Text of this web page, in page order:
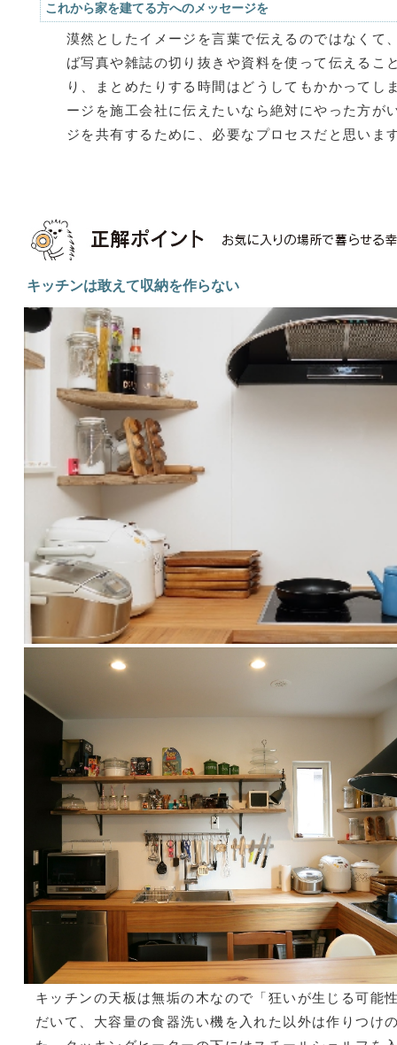
これから家を建てる方へのメッセージを
漠然としたイメージを言葉で伝えるのではなくて
ば写真や雑誌の切り抜きや資料を使って伝えるこ
り、まとめたりする時間はどうしてもかかってし
ージを施工会社に伝えたいなら絶対にやった方が
ジを共有するために、必要なプロセスだと思いま
キッチンは敢えて収納を作らない
キッチンの天板は無垢の木なので「狂いが生じる可能
だいて、大容量の食器洗い機を入れた以外は作りつけ